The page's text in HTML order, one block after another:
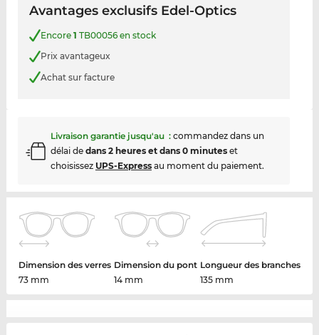
Avantages exclusifs Edel-Optics
Encore 1 TB00056 en stock
Prix avantageux
Achat sur facture
Livraison garantie jusqu'au : commandez dans un
délai de dans 2 heures et dans 0 minuteset
choisissez UPS-Expressau moment du paiement.
Dimension des verres
73 mm
Dimension du pont
14 mm
Longueur des branches
135 mm